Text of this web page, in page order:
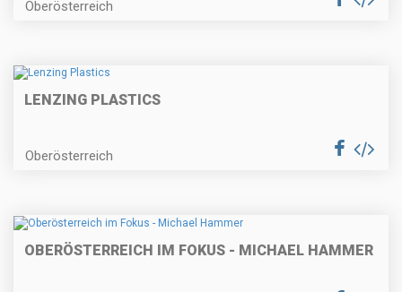
Oberösterreich
LENZING PLASTICS
Oberösterreich
OBERÖSTERREICH IM FOKUS - MICHAEL HAMMER